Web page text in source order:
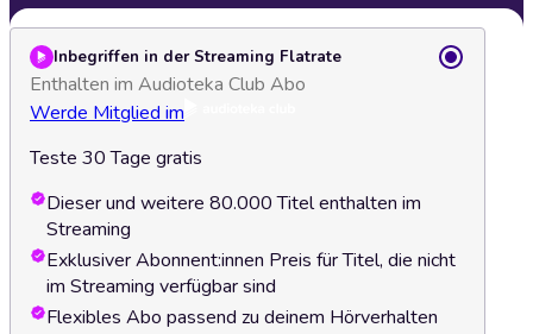
Inbegriffen in der Streaming Flatrate
Enthalten im Audioteka Club Abo
Werde Mitglied im
Teste 30 Tage gratis
Dieser und weitere 80.000 Titel enthalten im
Streaming
Exklusiver Abonnent:innen Preis für Titel, die nicht
im Streaming verfügbar sind
Flexibles Abo passend zu deinem Hörverhalten